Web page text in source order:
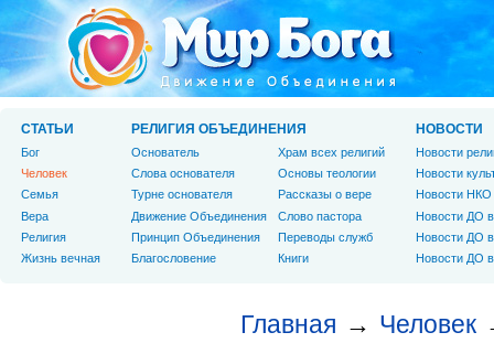
Главная → Человек
СТАТЬИ
Бог
Человек
Cемья
Вера
Религия
Жизнь вечная
РЕЛИГИЯ ОБЪЕДИНЕНИЯ
Основатель
Слова основателя
Турне основателя
Движение Объединения
Принцип Объединения
Благословение
Храм всех религий
Основы теологии
Рассказы о вере
Слово пастора
Переводы служб
Книги
НОВОСТИ
Новости
Новости
Новости НКО
Новости ДО
Новости ДО
Новости ДО